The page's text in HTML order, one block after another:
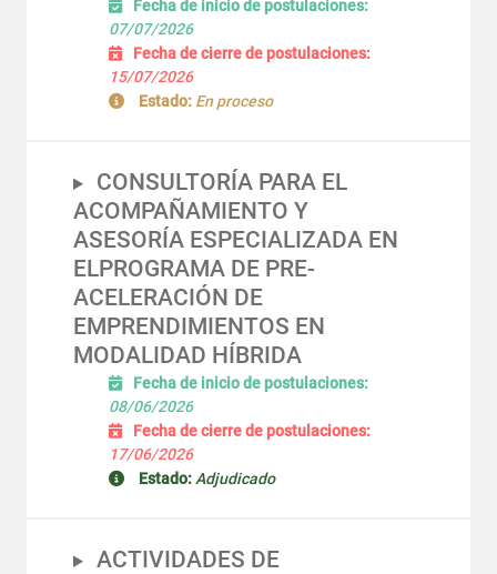
Fecha de inicio de postulaciones:
07/07/2026
Fecha de cierre de postulaciones:
15/07/2026
Estado: En proceso
CONSULTORÍA PARA EL
ACOMPAÑAMIENTO Y
ASESORÍA ESPECIALIZADA EN
ELPROGRAMA DE PRE-
ACELERACIÓN DE
EMPRENDIMIENTOS EN
MODALIDAD HÍBRIDA
Fecha de inicio de postulaciones:
08/06/2026
Fecha de cierre de postulaciones:
17/06/2026
Estado: Adjudicado
ACTIVIDADES DE